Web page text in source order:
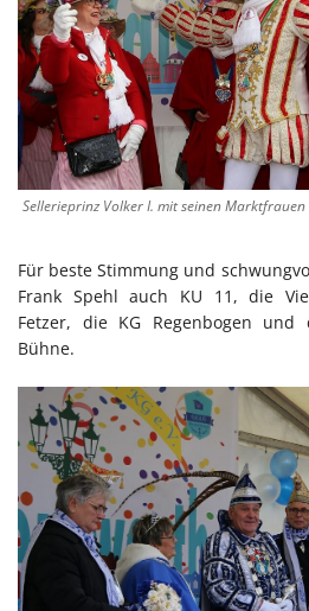
Sellerieprinz Volker I. mit seinen Marktfrauen
Für beste Stimmung und
Frank Spehl auch KU 11, die
Fetzer, die KG Regenbogen
Bühne.